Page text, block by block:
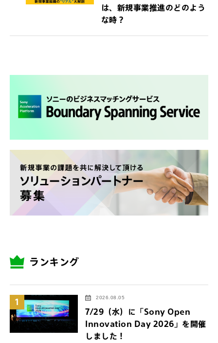
は、新規事業推進のどのよう
な時？
ランキング
1 2026.08.05
7/29（水）に「Sony Open
Innovation Day 2026」を開催
しました！